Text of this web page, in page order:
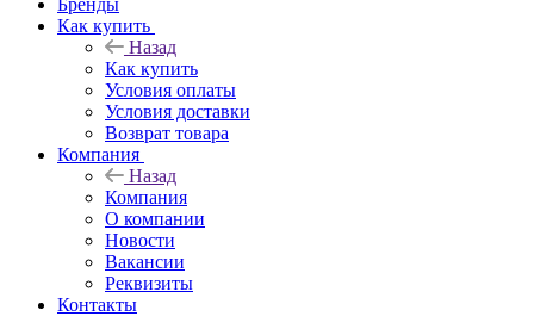
Бренды
Как купить
Назад
Как купить
Условия оплаты
Условия доставки
Возврат товара
Компания
Назад
Компания
О компании
Новости
Вакансии
Реквизиты
Контакты